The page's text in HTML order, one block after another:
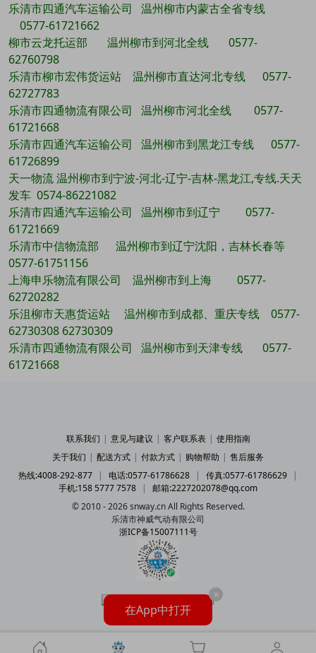
乐清市四通汽车运输公司 温州柳市内蒙古全省专线
0577-61721662
柳市云龙托运部 温州柳市到河北全线 0577-
62760798
乐清市柳市宏伟货运站 温州柳市直达河北专线 0577-
62727783
乐清市四通物流有限公司 温州柳市河北全线 0577-
61721668
乐清市四通汽车运输公司 温州柳市到黑龙江专线 0577-
61726899
天一物流 温州柳市到宁波-河北-辽宁-吉林-黑龙江,专线.天天
发车 0574-86221082
乐清市四通汽车运输公司 温州柳市到辽宁 0577-
61721669
乐清市中信物流部 温州柳市到辽宁沈阳，吉林长春等
0577-61751156
上海申乐物流有限公司 温州柳市到上海 0577-
62720282
乐沮柳市天惠货运站 温州柳市到成都、重庆专线 0577-
62730308 62730309
乐清市四通物流有限公司 温州柳市到天津专线 0577-
61721668
联系我们 | 意见与建议 | 客户联系表 | 使用指南
关于我们 | 配送方式 | 付款方式 | 购物帮助 | 售后服务
热线:4008-292-877
| 电话:0577-61786628 | 传真:0577-61786629
|
手机:158 5777 7578
|
邮箱:2227202078@qq.com
© 2010 - 2026 snway.cn All Rights Reserved.
乐清市神威气动有限公司
浙ICP备15007111号
在App中打开
×